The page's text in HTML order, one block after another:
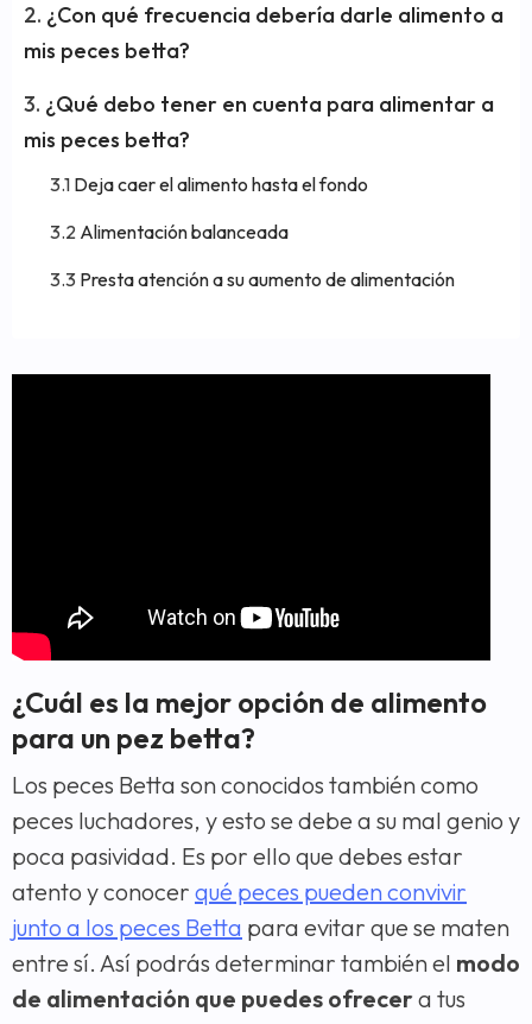
¿Con qué frecuencia debería darle alimento a
mis peces betta?
¿Qué debo tener en cuenta para alimentar a
mis peces betta?
Deja caer el alimento hasta el fondo
Alimentación balanceada
Presta atención a su aumento de alimentación
¿Cuál es la mejor opción de alimento
para un pez betta?
Los peces Betta son conocidos también como
peces luchadores, y esto se debe a su mal genio y
poca pasividad. Es por ello que debes estar
atento y conocer qué peces pueden convivir
junto a los peces Betta para evitar que se maten
entre sí. Así podrás determinar también el modo
de alimentación que puedes ofrecera tus